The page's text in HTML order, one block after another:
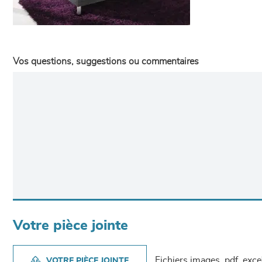
Vos questions, suggestions ou commentaires
Votre pièce jointe